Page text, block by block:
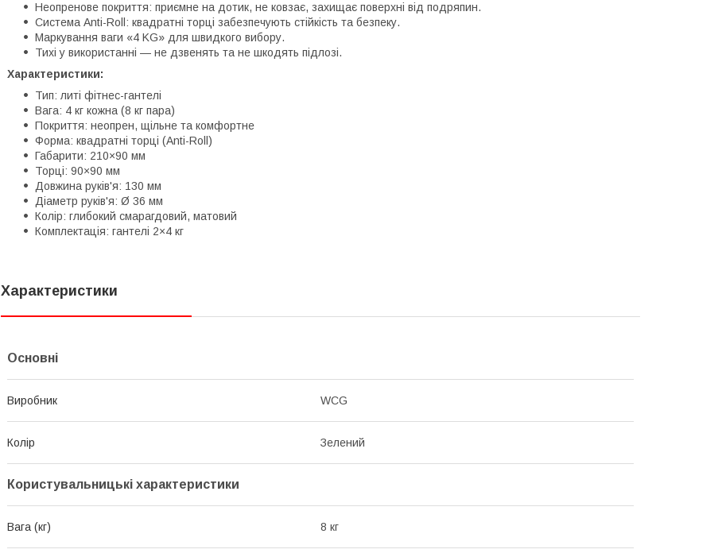
Неопренове покриття: приємне на дотик, не ковзає, захищає поверхні від подряпин.
Система Anti-Roll: квадратні торці забезпечують стійкість та безпеку.
Маркування ваги «4 KG» для швидкого вибору.
Тихі у використанні — не дзвенять та не шкодять підлозі.
Характеристики:
Тип: литі фітнес-гантелі
Вага: 4 кг кожна (8 кг пара)
Покриття: неопрен, щільне та комфортне
Форма: квадратні торці (Anti-Roll)
Габарити: 210×90 мм
Торці: 90×90 мм
Довжина руків'я: 130 мм
Діаметр руків'я: Ø 36 мм
Колір: глибокий смарагдовий, матовий
Комплектація: гантелі 2×4 кг
Характеристики
Основні
Виробник WCG
Колір Зелений
Користувальницькі характеристики
Вага (кг) 8 кг